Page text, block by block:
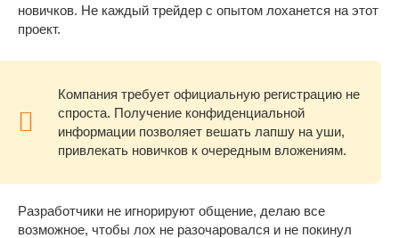
новичков. Не каждый трейдер с опытом лоханется на этот
проект.
Компания требует официальную регистрацию не
спроста. Получение конфиденциальной
информации позволяет вешать лапшу на уши,
привлекать новичков к очередным вложениям.
Разработчики не игнорируют общение, делаю все
возможное, чтобы лох не разочаровался и не покинул